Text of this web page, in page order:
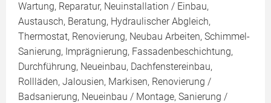
Wartung, Reparatur, Neuinstallation / Einbau,
Austausch, Beratung, Hydraulischer Abgleich,
Thermostat, Renovierung, Neubau Arbeiten, Schimmel-
Sanierung, Imprägnierung, Fassadenbeschichtung,
Durchführung, Neueinbau, Dachfenstereinbau,
Rollläden, Jalousien, Markisen, Renovierung /
Badsanierung, Neueinbau / Montage, Sanierung /